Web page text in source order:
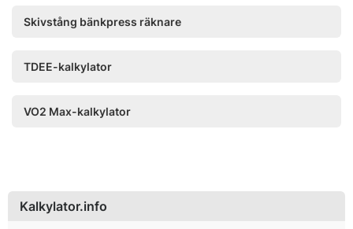
Skivstång bänkpress räknare
TDEE-kalkylator
VO2 Max-kalkylator
Kalkylator.info